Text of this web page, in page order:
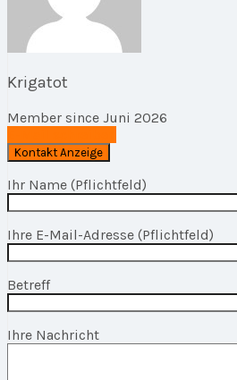
Krigatot
Member since Juni 2026
Ihr Name (Pflichtfeld)
Ihre E-Mail-Adresse (Pflichtfeld)
Betreff
Ihre Nachricht